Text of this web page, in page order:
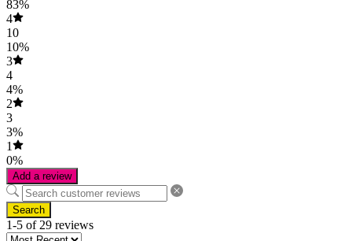
83%
4
10
10%
3
4
4%
2
3
3%
1
0%
Add a review
Search
1-5 of 29 reviews